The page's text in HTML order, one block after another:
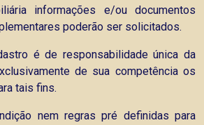
informações e/ou documentos
poderão ser solicitados.
é de responsabilidade única da
de sua competência os
tais fins.
nem regras pré definidas para